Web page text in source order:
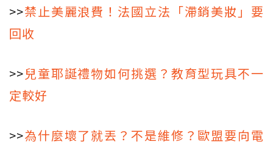
>>禁止美麗浪費！法國立法「滯銷美妝」要
回收
>>兒童耶誕禮物如何挑選？教育型玩具不一
定較好
>>為什麼壞了就丟？不是維修？歐盟要向電